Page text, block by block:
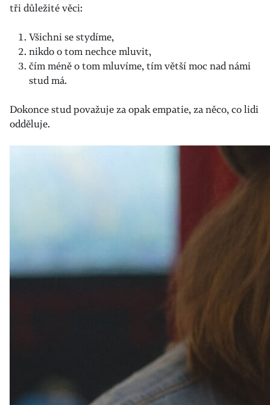
tři důležité věci:
Všichni se stydíme,
nikdo o tom nechce mluvit,
čím méně o tom mluvíme, tím větší moc nad námi
stud má.
Dokonce stud považuje za opak empatie, za něco, co lidi
odděluje.